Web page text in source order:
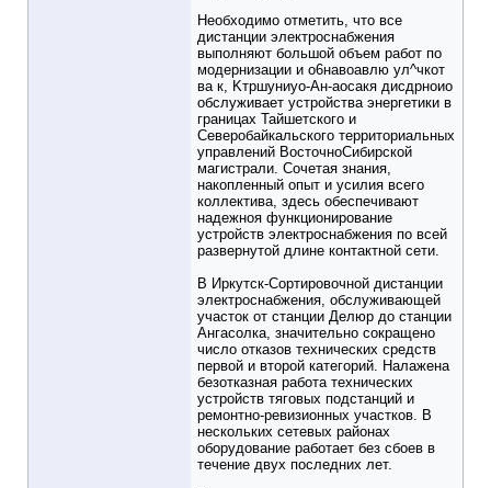
Необходимо отметить, что все
дистанции электроснабжения
выполняют большой объем работ по
модернизации и o6навоавлю ул^чкот
ва к, Kтpшyниуо-Aн-aоcакя диcдрноио
обслуживает устройства энергетики в
границах Тайшетского и
Северобайкальского территориальных
управлений ВосточноСибирской
магистрали. Сочетая знания,
накопленный опыт и усилия всего
коллектива, здесь обеспечивают
надежноя функционирование
устройств электроснабжения по всей
развернутой длине контактной сети.
В Иркутск-Сортировочной дистанции
электроснабжения, обслуживающей
участок от станции Делюр до станции
Ангасолка, значительно сокращено
число отказов технических средств
первой и второй категорий. Налажена
безотказная работа технических
устройств тяговых подстанций и
ремонтно-ревизионных участков. В
нескольких сетевых районах
оборудование работает без сбоев в
течение двух последних лет.